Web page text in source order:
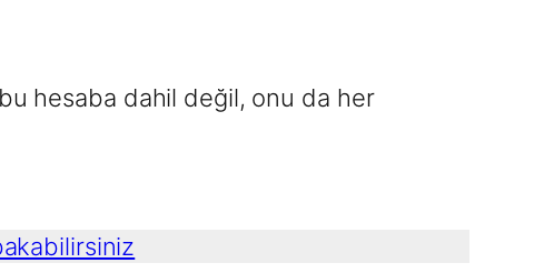
hesaba dahil değil, onu da her